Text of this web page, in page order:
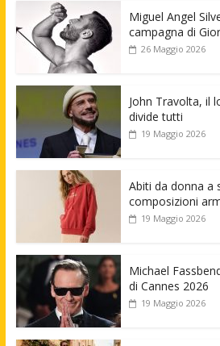
Miguel Angel
campagna di
26 Maggio 2026
John Travolta, il
divide tutti
19 Maggio 2026
Abiti da donna a
composizioni
19 Maggio 2026
Michael
di Cannes 2026
19 Maggio 2026